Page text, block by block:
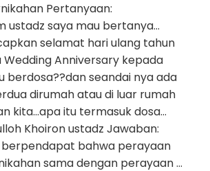
Pertanyaan:
ustadz saya mau bertanya…
selamat hari ulang tahun
Anniversary kepada
berdosa??dan seandai nya ada
dirumah atau di luar rumah
kita…apa itu termasuk dosa…
Khoiron ustadz Jawaban:
berpendapat bahwa perayaan
sama dengan perayaan …